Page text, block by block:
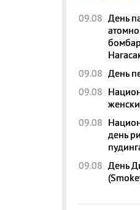
09.08 День
09.08 День
09.08
09.08
день
09.08 День